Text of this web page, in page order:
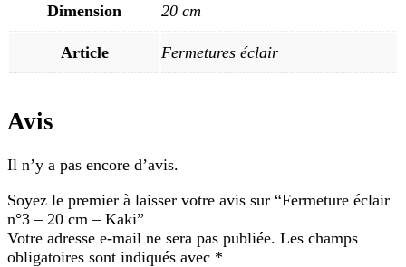
Dimension 20 cm
Article Fermetures éclair
Avis
Il n’y a pas encore d’avis.
Soyez le premier à laisser votre avis sur “Fermeture éclair
n°3 – 20 cm – Kaki”
Votre adresse e-mail ne sera pas publiée. Les champs
obligatoires sont indiqués avec *